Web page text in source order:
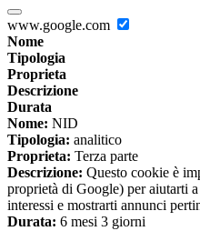
www.google.com
Nome
Tipologia
Proprieta
Descrizione
Durata
Nome: NID
Tipologia: analitico
Proprieta: Terza parte
Descrizione: Questo cookie è
proprietà di Google) per aiutarti
interessi e mostrarti annunci
Durata: 6 mesi 3 giorni